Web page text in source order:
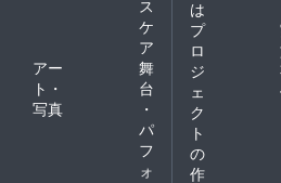
ス
ケ
ア
アー
ト・
写真
舞
台
・
パ
フ
ォ
は
プ
ロ
ジ
ェ
ク
ト
の
作